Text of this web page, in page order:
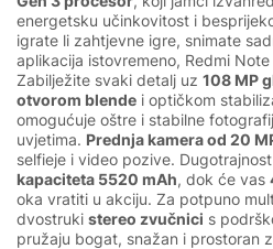
energetsku učinkovitost i
igrate li zahtjevne igre, snimate
aplikacija istovremeno, Redmi
Zabilježite svaki detalj uz 108 MP
otvorom blende i optičkom
omogućuje oštre i stabilne
uvjetima. Prednja kamera od 20
selfieje i video pozive.
kapaciteta 5520 mAh, dok će vas
oka vratiti u akciju. Za potpuno
dvostruki stereo zvučnici s
pružaju bogat, snažan i prostoran